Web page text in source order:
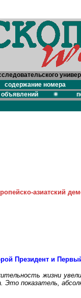
содержание номера
объявлений
азиатский
Президент и
жизни
Это показатель,